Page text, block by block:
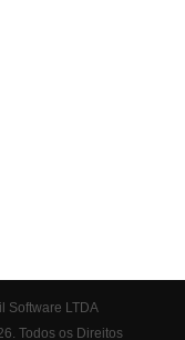
Software LTDA
Todos os Direitos